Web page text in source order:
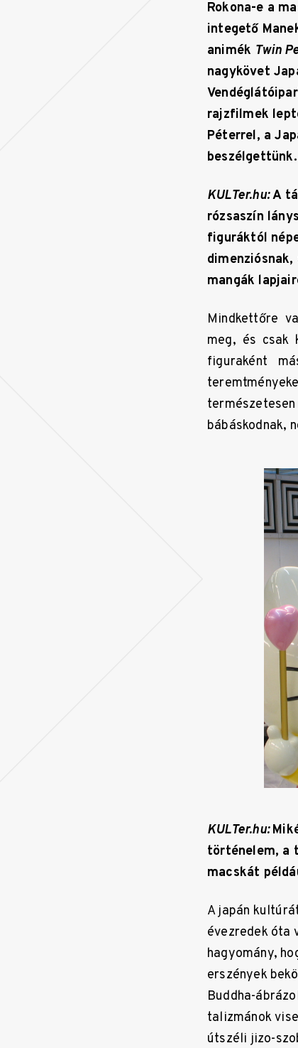
Rokona-e a
integető
animék Twin
nagykövet
rajzfilmek
Péterrel, a
beszélgettünk.
KULTer.hu:A
rózsaszín
figuráktól
mangák
Mindkettőre
meg, és csak
figuraként
bábáskodnak,
KULTer.hu:
történelem, a
macskát
A japán
évezredek óta
hagyomány,
erszények
Buddha-
talizmánok
útszéli jizo-